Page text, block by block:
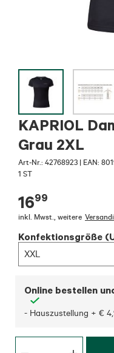
KAPRIOL
Grau 2XL
Art-Nr.: 42768923 | EAN:
1 ST
1699
inkl. Mwst. weitere
Konfektionsgröße
XXL
Online bestellen
- Hauszustellung + €